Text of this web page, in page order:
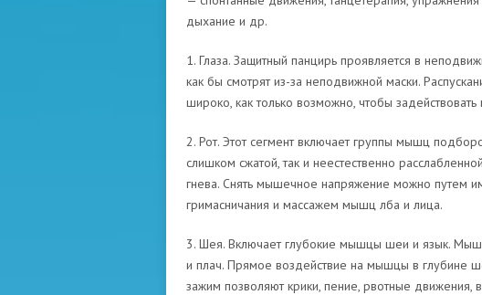
дыхание и др.
1. Глаза. Защитный панцирь проявляется в
как бы смотрят из-за неподвижной маски.
широко, как только возможно, чтобы задействовать
2. Рот. Этот сегмент включает группы мышц
слишком сжатой, так и неестественно
гнева. Снять мышечное напряжение можно путем
гримасничания и массажем мышц лба и лица.
3. Шея. Включает глубокие мышцы шеи и язык.
и плач. Прямое воздействие на мышцы в глубине
зажим позволяют крики, пение, рвотные